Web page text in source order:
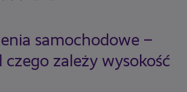
samochodowe –
czego zależy wysokość